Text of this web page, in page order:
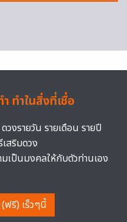
ทำในสิ่งที่เชื่อ
วงรายวัน รายเดือน รายปี
สริมดวง
เป็นมงคลให้กับตัวท่านเอง
ฟรี) เร็วๆนี้